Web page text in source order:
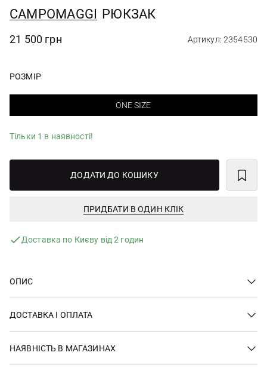
CAMPOMAGGI РЮКЗАК
21 500 грн Артикул: 2354530
РОЗМІР
ONE SIZE
Тільки 1 в наявності!
ДОДАТИ ДО КОШИКУ
ПРИДБАТИ В ОДИН КЛІК
Доставка по Києву від 2 годин
ОПИС
ДОСТАВКА І ОПЛАТА
НАЯВНІСТЬ В МАГАЗИНАХ